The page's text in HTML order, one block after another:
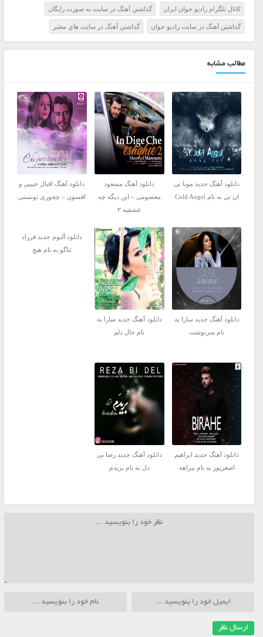
کانال تلگرام راديو جوان ايران گذاشتن آهنگ در سايت به صورت رايگان
گذاشتن آهنگ در سايت راديو جوان گذاشتن آهنگ در سايت هاي معتبر
مطالب مشابه
دانلود آهنگ جدید مونا تی
ان تی به نام Cold Angel
دانلود آهنگ مسعود
معصومی – این دیگه چه
عشقیه ۲
دانلود آهنگ اقبال حبیبی و
افسون – چجوری تونستی
دانلود آهنگ جدید سارا به
نام سرنوشت
دانلود آهنگ جدید سارا به
نام حال دلم
دانلود آلبوم جدید فرزاد
ثناگو به نام هیچ
دانلود آهنگ جدید ابراهیم
اصغرپور به نام بیراهه
دانلود آهنگ جدید رضا بی
دل به نام بریدم